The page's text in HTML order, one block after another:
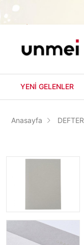
YENİ GELENLER
Anasayfa DEFTER